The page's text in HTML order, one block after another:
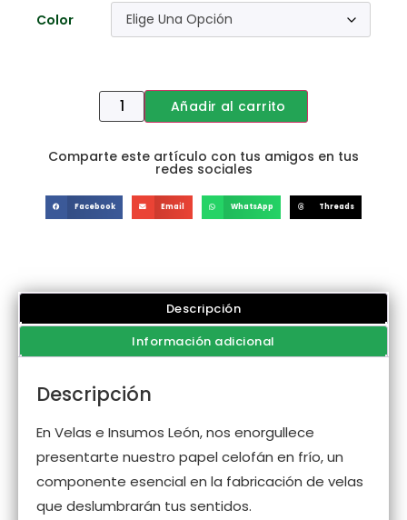
Color
Añadir al carrito
Comparte este artículo con tus amigos en tus
redes sociales
Facebook Email WhatsApp Threads
Descripción
Información adicional
Descripción
En Velas e Insumos León, nos enorgullece
presentarte nuestro papel celofán en frío, un
componente esencial en la fabricación de velas
que deslumbrarán tus sentidos.